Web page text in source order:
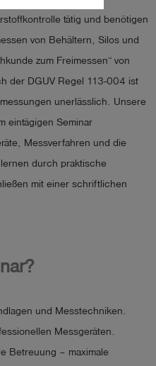
tätig und benötigen
von Behältern, Silos und
zum Freimessen“ von
der DGUV Regel 113-004 ist
unerlässlich. Unsere
eintägigen Seminar
Messverfahren und die
durch praktische
mit einer schriftlichen
und Messtechniken.
Messgeräten.
Betreuung – maximale